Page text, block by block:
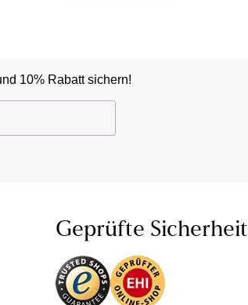
10% Rabatt sichern!
Geprüfte Sicherheit